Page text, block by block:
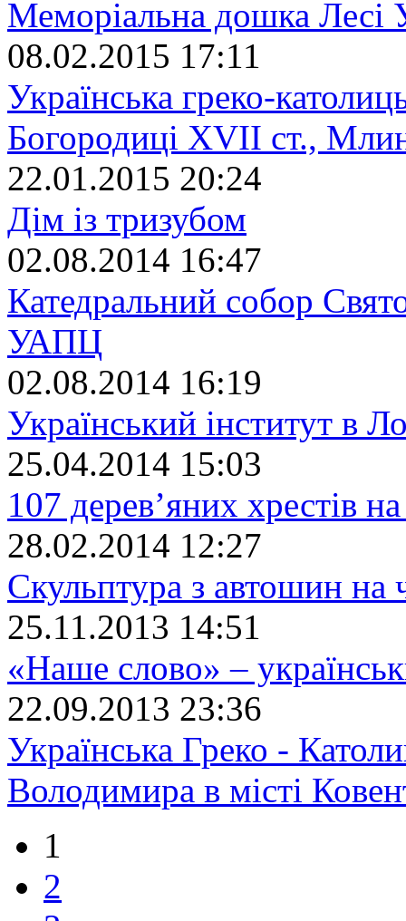
Меморіальна дошка Лесі
08.02.2015 17:11
Українська греко-
Богородиці XVII ст.,
22.01.2015 20:24
Дім із тризубом
02.08.2014 16:47
Катедральний собор
УАПЦ
02.08.2014 16:19
Український інститут в
25.04.2014 15:03
107 дерев’яних хрестів
28.02.2014 12:27
Скульптура з автошин на
25.11.2013 14:51
«Наше слово» –
22.09.2013 23:36
Українська Греко -
Володимира в місті
1
2